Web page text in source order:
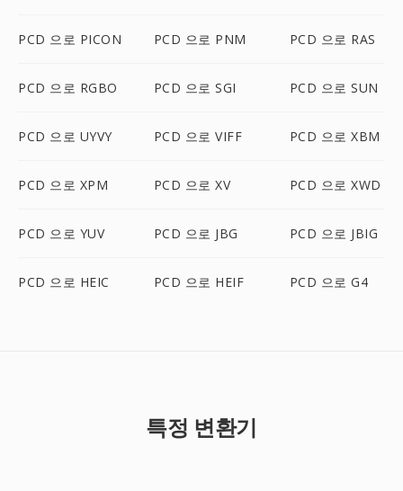
PCD 으로 PICON PCD 으로 PNM PCD 으로 RAS
PCD 으로 RGBO PCD 으로 SGI PCD 으로 SUN
PCD 으로 UYVY PCD 으로 VIFF PCD 으로 XBM
PCD 으로 XPM PCD 으로 XV PCD 으로 XWD
PCD 으로 YUV PCD 으로 JBG PCD 으로 JBIG
PCD 으로 HEIC PCD 으로 HEIF PCD 으로 G4
특정 변환기